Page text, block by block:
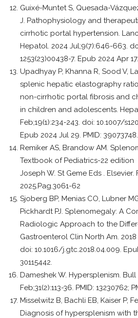
Guixé-Muntet S, Quesada-
J. Pathophysiology and
cirrhotic portal hypertension.
Hepatol. 2024 Jul;9(7):646-663.
1253(23)00438-7. Epub 2024 Apr
Upadhyay P, Khanna R, Sood V,
splenic hepatic elastography
non-cirrhotic portal fibrosis and
in children and adolescents.
Feb;19(1):234-243. doi: 10.1007/
Epub 2024 Jul 29. PMID: 39073748.
Remiker AS, Brandow AM.
Textbook of Pediatrics-22 edition
Joseph W. St Geme Eds . Elsevier.
2025.Pag.3061-62
Sjoberg BP, Menias CO, Lubner
Pickhardt PJ. Splenomegaly: A
Radiologic Approach to the
Gastroenterol Clin North Am.
doi: 10.1016/j.gtc.2018.04.009.
30115442.
Dameshek W. Hypersplenism. Bull
Feb;31(2):113-36. PMID: 13230762;
Misselwitz B, Bachli EB, Kaiser P,
Diagnosis of hypersplenism with